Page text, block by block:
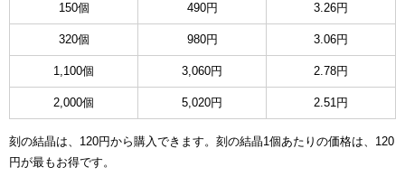
150個 490円 3.26円
320個 980円 3.06円
1,100個 3,060円 2.78円
2,000個 5,020円 2.51円
刻の結晶は、120円から購入できます。刻の結晶1個あたりの価格は、120
円が最もお得です。